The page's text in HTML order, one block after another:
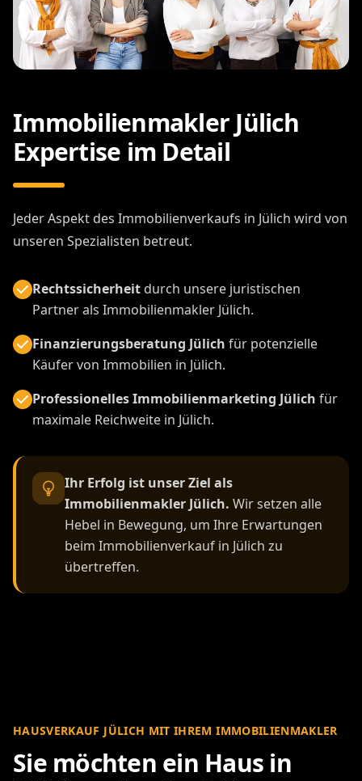
Immobilienmakler Jülich
Expertise im Detail
Jeder Aspekt des Immobilienverkaufs in Jülich wird von
unseren Spezialisten betreut.
Rechtssicherheitdurch unsere juristischen
Partner als Immobilienmakler Jülich.
Finanzierungsberatung Jülich für potenzielle
Käufer von Immobilien in Jülich.
Professionelles Immobilienmarketing Jülich für
maximale Reichweite in Jülich.
Ihr Erfolg ist unser Ziel als
Immobilienmakler Jülich. Wir setzen alle
Hebel in Bewegung, um Ihre Erwartungen
beim Immobilienverkauf in Jülich zu
übertreffen.
HAUSVERKAUF JÜLICH MIT IHREM IMMOBILIENMAKLER
Sie möchten ein Haus in